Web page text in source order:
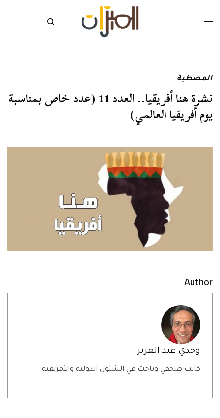
المصطبة
نشرة هنا أفريقيا.. العدد 11 (عدد خاص بمناسبة
يوم أفريقيا العالمي)
Author
وجدي عبد العزيز
كاتب صحفي وباحث في الشئون الدولية والأفريقية